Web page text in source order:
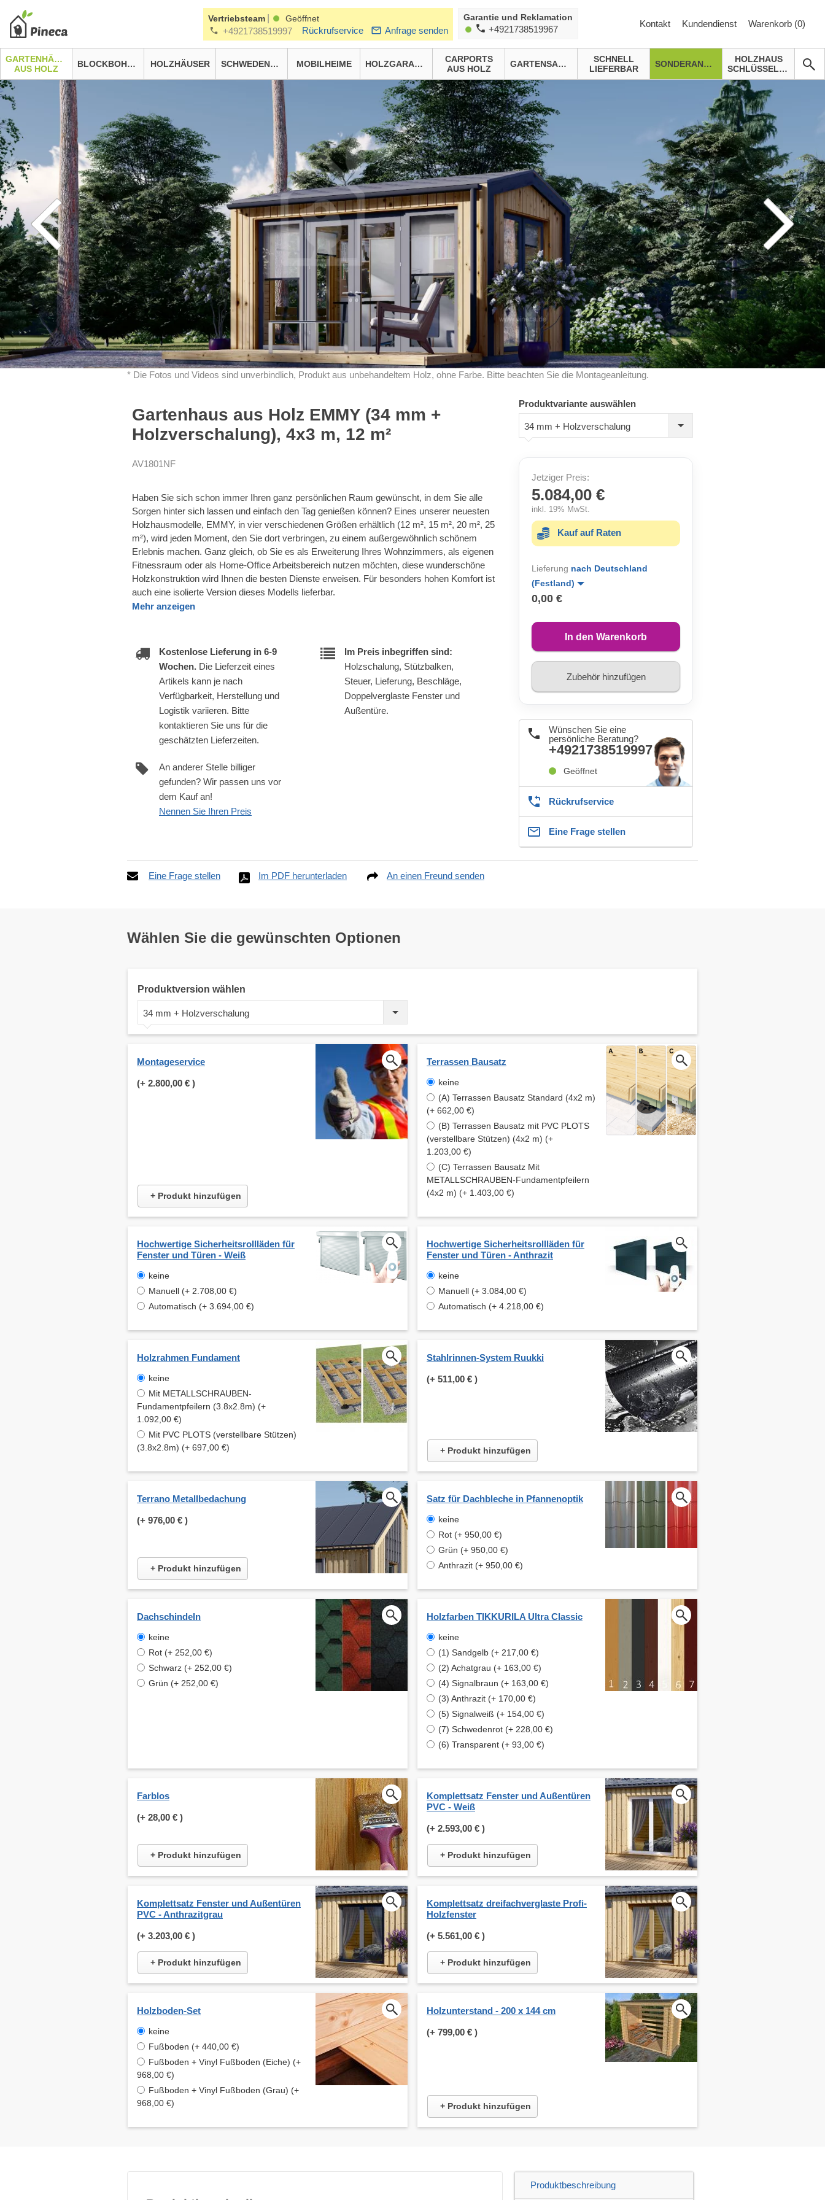
Vertriebsteam Geöffnet
+4921738519997 Rückrufservice Anfrage senden
Garantie und Reklamation
+4921738519967
Kontakt Kundendienst Warenkorb (0)
GARTENHÄUSER
AUS HOLZ
BLOCKBOHLENHÄUSER HOLZHÄUSER SCHWEDENHÄUSER MOBILHEIME HOLZGARAGEN
CARPORTS
AUS HOLZ
GARTENSAUNA
SCHNELL
LIEFERBAR
SONDERANGEBOTE
HOLZHAUS
SCHLÜSSELFERTIG
* Die Fotos und Videos sind unverbindlich, Produkt aus unbehandeltem Holz, ohne Farbe. Bitte beachten Sie die Montageanleitung.
Gartenhaus aus Holz EMMY (34 mm +
Holzverschalung), 4x3 m, 12 m²
AV1801NF
Haben Sie sich schon immer Ihren ganz persönlichen Raum gewünscht, in dem Sie alle
Sorgen hinter sich lassen und einfach den Tag genießen können? Eines unserer neuesten
Holzhausmodelle, EMMY, in vier verschiedenen Größen erhältlich (12 m², 15 m², 20 m², 25
m²), wird jeden Moment, den Sie dort verbringen, zu einem außergewöhnlich schönem
Erlebnis machen. Ganz gleich, ob Sie es als Erweiterung Ihres Wohnzimmers, als eigenen
Fitnessraum oder als Home-Office Arbeitsbereich nutzen möchten, diese wunderschöne
Holzkonstruktion wird Ihnen die besten Dienste erweisen. Für besonders hohen Komfort ist
auch eine isolierte Version dieses Modells lieferbar.
Mehr anzeigen
Kostenlose Lieferung in 6-9
Wochen. Die Lieferzeit eines
Artikels kann je nach
Verfügbarkeit, Herstellung und
Logistik variieren. Bitte
kontaktieren Sie uns für die
geschätzten Lieferzeiten.
Im Preis inbegriffen sind:
Holzschalung, Stützbalken,
Steuer, Lieferung, Beschläge,
Doppelverglaste Fenster und
Außentüre.
An anderer Stelle billiger
gefunden? Wir passen uns vor
dem Kauf an!
Nennen Sie Ihren Preis
Produktvariante auswählen
34 mm + Holzverschalung
Jetziger Preis:
5.084,00 €
inkl. 19% MwSt.
Kauf auf Raten
Lieferung nach Deutschland
(Festland)
0,00 €
In den Warenkorb
Zubehör hinzufügen
Wünschen Sie eine
persönliche Beratung?
+4921738519997
Geöffnet
Rückrufservice
Eine Frage stellen
Eine Frage stellen Im PDF herunterladen An einen Freund senden
Wählen Sie die gewünschten Optionen
Produktversion wählen
34 mm + Holzverschalung
Montageservice
(+ 2.800,00 € )
+ Produkt hinzufügen
Terrassen Bausatz
keine
(A) Terrassen Bausatz Standard (4x2 m)
(+ 662,00 €)
(B) Terrassen Bausatz mit PVC PLOTS
(verstellbare Stützen) (4x2 m) (+
1.203,00 €)
(C) Terrassen Bausatz Mit
METALLSCHRAUBEN-Fundamentpfeilern
(4x2 m) (+ 1.403,00 €)
Hochwertige Sicherheitsrollläden für
Fenster und Türen - Weiß
keine
Manuell (+ 2.708,00 €)
Automatisch (+ 3.694,00 €)
Hochwertige Sicherheitsrollläden für
Fenster und Türen - Anthrazit
keine
Manuell (+ 3.084,00 €)
Automatisch (+ 4.218,00 €)
Holzrahmen Fundament
keine
Mit METALLSCHRAUBEN-
Fundamentpfeilern (3.8x2.8m) (+
1.092,00 €)
Mit PVC PLOTS (verstellbare Stützen)
(3.8x2.8m) (+ 697,00 €)
Stahlrinnen-System Ruukki
(+ 511,00 € )
+ Produkt hinzufügen
Terrano Metallbedachung
(+ 976,00 € )
+ Produkt hinzufügen
Satz für Dachbleche in Pfannenoptik
keine
Rot (+ 950,00 €)
Grün (+ 950,00 €)
Anthrazit (+ 950,00 €)
Dachschindeln
keine
Rot (+ 252,00 €)
Schwarz (+ 252,00 €)
Grün (+ 252,00 €)
Holzfarben TIKKURILA Ultra Classic
keine
(1) Sandgelb (+ 217,00 €)
(2) Achatgrau (+ 163,00 €)
(4) Signalbraun (+ 163,00 €)
(3) Anthrazit (+ 170,00 €)
(5) Signalweiß (+ 154,00 €)
(7) Schwedenrot (+ 228,00 €)
(6) Transparent (+ 93,00 €)
Farblos
(+ 28,00 € )
+ Produkt hinzufügen
Komplettsatz Fenster und Außentüren
PVC - Weiß
(+ 2.593,00 € )
+ Produkt hinzufügen
Komplettsatz Fenster und Außentüren
PVC - Anthrazitgrau
(+ 3.203,00 € )
+ Produkt hinzufügen
Komplettsatz dreifachverglaste Profi-
Holzfenster
(+ 5.561,00 € )
+ Produkt hinzufügen
Holzboden-Set
keine
Fußboden (+ 440,00 €)
Fußboden + Vinyl Fußboden (Eiche) (+
968,00 €)
Fußboden + Vinyl Fußboden (Grau) (+
968,00 €)
Holzunterstand - 200 x 144 cm
(+ 799,00 € )
+ Produkt hinzufügen
Produktbeschreibung